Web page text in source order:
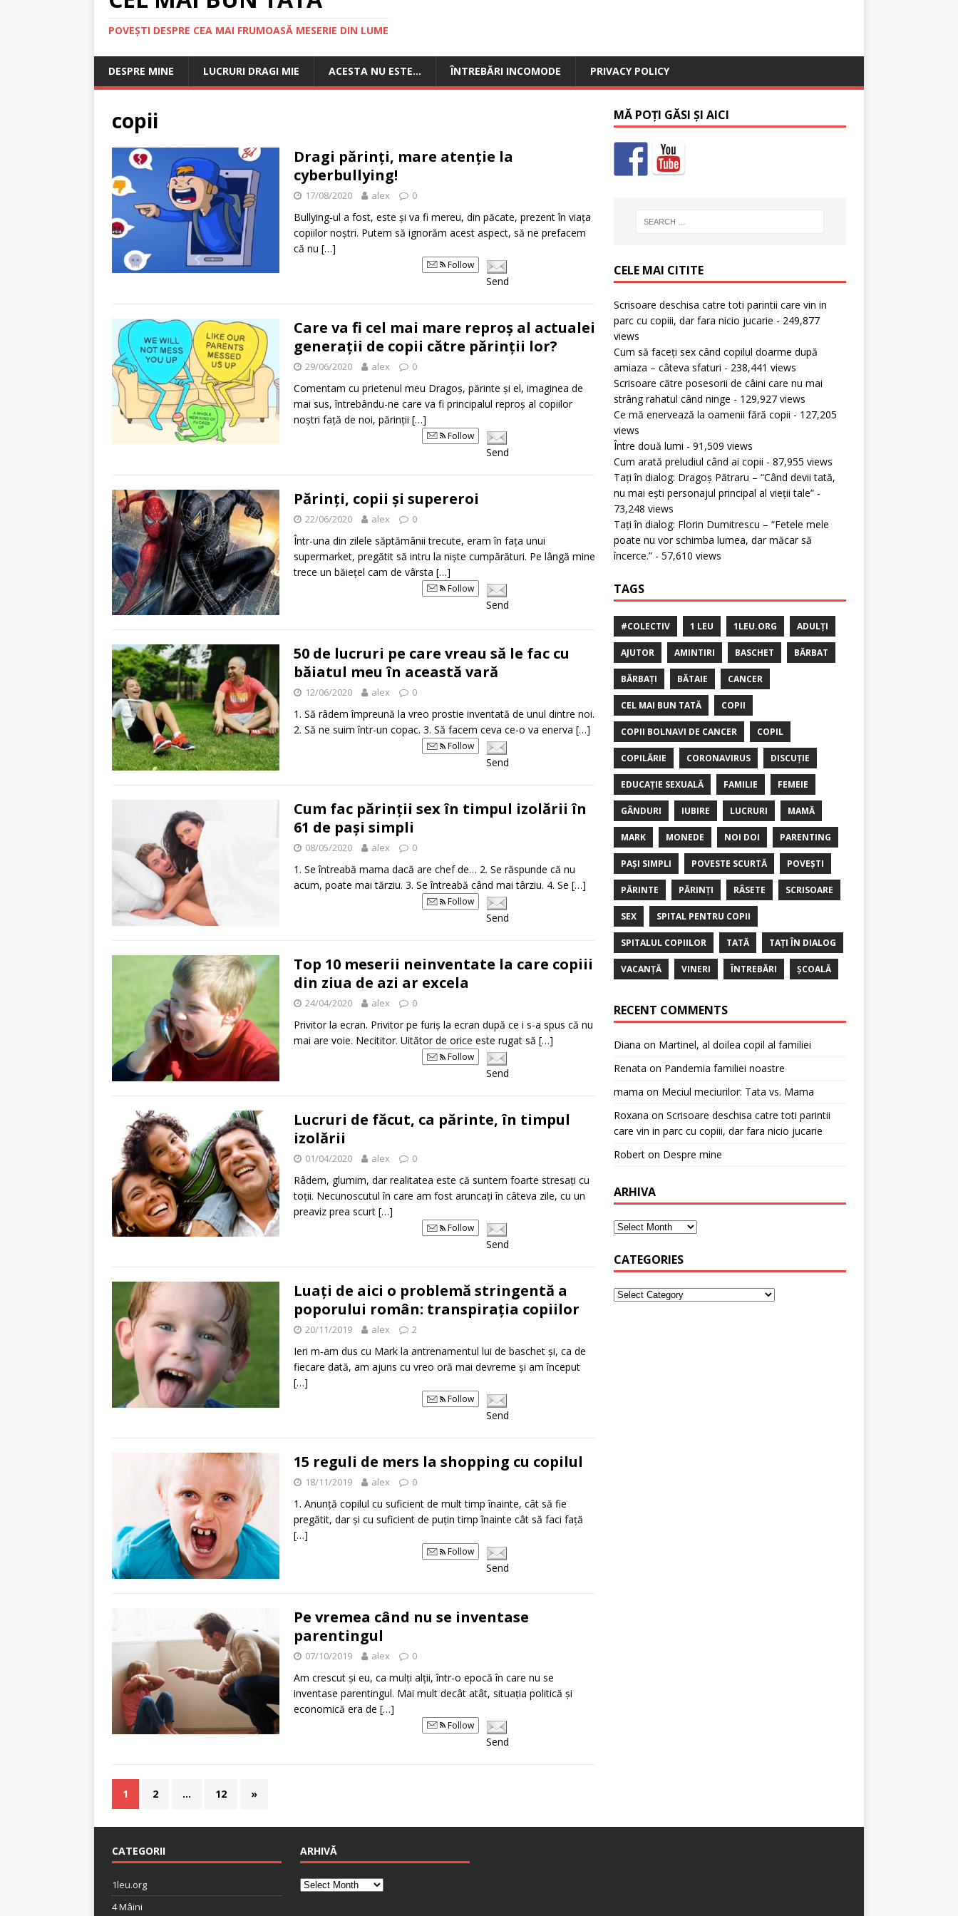
POVEȘTI DESPRE CEA MAI FRUMOASĂ MESERIE DIN LUME
DESPRE MINE LUCRURI DRAGI MIE ACESTA NU ESTE… ÎNTREBĂRI INCOMODE PRIVACY POLICY
copii
Dragi părinți, mare atenție la
cyberbullying!
17/08/2020 alex 0
Bullying-ul a fost, este și va fi mereu, din păcate, prezent în viața
copiilor noștri. Putem să ignorăm acest aspect, să ne prefacem
că nu […]
Follow
Send
Care va fi cel mai mare reproș al actualei
generații de copii către părinții lor?
29/06/2020 alex 0
Comentam cu prietenul meu Dragoș, părinte și el, imaginea de
mai sus, întrebându-ne care va fi principalul reproș al copiilor
noștri față de noi, părinții […]
Follow
Send
Părinți, copii și supereroi
22/06/2020 alex 0
Într-una din zilele săptămânii trecute, eram în fața unui
supermarket, pregătit să intru la niște cumpărături. Pe lângă mine
trece un băiețel cam de vârsta […]
Follow
Send
50 de lucruri pe care vreau să le fac cu
băiatul meu în această vară
12/06/2020 alex 0
1. Să râdem împreună la vreo prostie inventată de unul dintre noi.
2. Să ne suim într-un copac. 3. Să facem ceva ce-o va enerva […]
Follow
Send
Cum fac părinții sex în timpul izolării în
61 de pași simpli
08/05/2020 alex 0
1. Se întreabă mama dacă are chef de… 2. Se răspunde că nu
acum, poate mai tărziu. 3. Se întreabă când mai târziu. 4. Se […]
Follow
Send
Top 10 meserii neinventate la care copiii
din ziua de azi ar excela
24/04/2020 alex 0
Privitor la ecran. Privitor pe furiș la ecran după ce i s-a spus că nu
mai are voie. Necititor. Uitător de orice este rugat să […]
Follow
Send
Lucruri de făcut, ca părinte, în timpul
izolării
01/04/2020 alex 0
Râdem, glumim, dar realitatea este că suntem foarte stresați cu
toții. Necunoscutul în care am fost aruncați în câteva zile, cu un
preaviz prea scurt […]
Follow
Send
Luați de aici o problemă stringentă a
poporului român: transpirația copiilor
20/11/2019 alex 2
Ieri m-am dus cu Mark la antrenamentul lui de baschet și, ca de
fiecare dată, am ajuns cu vreo oră mai devreme și am început
[…]
Follow
Send
15 reguli de mers la shopping cu copilul
18/11/2019 alex 0
1. Anunță copilul cu suficient de mult timp înainte, cât să fie
pregătit, dar și cu suficient de puțin timp înainte cât să faci față
[…]
Follow
Send
Pe vremea când nu se inventase
parentingul
07/10/2019 alex 0
Am crescut și eu, ca mulți alții, într-o epocă în care nu se
inventase parentingul. Mai mult decât atât, situația politică și
economică era de […]
Follow
Send
1 2 … 12 »
MĂ POȚI GĂSI ȘI AICI
CELE MAI CITITE
Scrisoare deschisa catre toti parintii care vin in
parc cu copiii, dar fara nicio jucarie - 249,877
views
Cum să faceți sex când copilul doarme după
amiaza – câteva sfaturi - 238,441 views
Scrisoare către posesorii de câini care nu mai
strâng rahatul când ninge - 129,927 views
Ce mă enervează la oamenii fără copii - 127,205
views
Între două lumi - 91,509 views
Cum arată preludiul când ai copii - 87,955 views
Tați în dialog: Dragoș Pătraru – “Când devii tată,
nu mai ești personajul principal al vieții tale”-
73,248 views
Tați în dialog: Florin Dumitrescu – “Fetele mele
poate nu vor schimba lumea, dar măcar să
încerce.”- 57,610 views
TAGS
#COLECTIV 1 LEU 1LEU.ORG ADULȚI
AJUTOR AMINTIRI BASCHET BĂRBAT
BĂRBAȚI BĂTAIE CANCER
CEL MAI BUN TATĂ COPII
COPII BOLNAVI DE CANCER COPIL
COPILĂRIE CORONAVIRUS DISCUȚIE
EDUCAȚIE SEXUALĂ FAMILIE FEMEIE
GÂNDURI IUBIRE LUCRURI MAMĂ
MARK MONEDE NOI DOI PARENTING
PAȘI SIMPLI POVESTE SCURTĂ POVEȘTI
PĂRINTE PĂRINȚI RÂSETE SCRISOARE
SEX SPITAL PENTRU COPII
SPITALUL COPIILOR TATĂ TAȚI ÎN DIALOG
VACANȚĂ VINERI ÎNTREBĂRI ȘCOALĂ
RECENT COMMENTS
Diana on Martinel, al doilea copil al familiei
Renata on Pandemia familiei noastre
mama on Meciul meciurilor: Tata vs. Mama
Roxana on Scrisoare deschisa catre toti parintii
care vin in parc cu copiii, dar fara nicio jucarie
Roberton Despre mine
ARHIVA
CATEGORIES
CATEGORII
1leu.org
4 Mâini
ARHIVĂ